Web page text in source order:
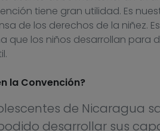
tiene gran utilidad. Es
de los derechos de la niñez.
que los niños desarrollan para
la Convención?
de Nicaragua
desarrollar sus